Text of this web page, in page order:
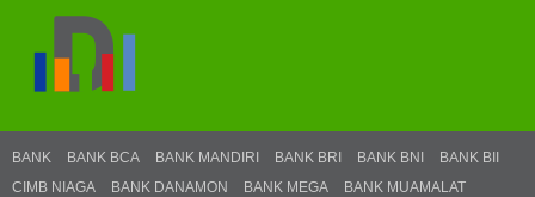
BANK BANK BCA BANK MANDIRI BANK BRI BANK BNI
BANK BII
CIMB NIAGA
BANK DANAMON BANK MEGA BANK MUAMALAT